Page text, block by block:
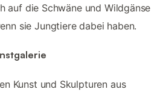
auf die Schwäne und Wildgänse
sie Jungtiere dabei haben.
Kunst und Skulpturen aus